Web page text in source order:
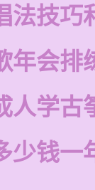
法技巧
年会排
人学古
少钱一